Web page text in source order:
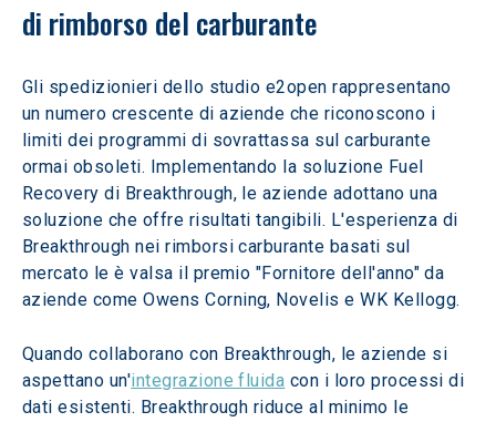
di rimborso del carburante
Gli spedizionieri dello studio e2open rappresentano
un numero crescente di aziende che riconoscono i
limiti dei programmi di sovrattassa sul carburante
ormai obsoleti. Implementando la soluzione Fuel
Recovery di Breakthrough, le aziende adottano una
soluzione che offre risultati tangibili. L'esperienza di
Breakthrough nei rimborsi carburante basati sul
mercato le è valsa il premio "Fornitore dell'anno" da
aziende come Owens Corning, Novelis e WK Kellogg.
Quando collaborano con Breakthrough, le aziende si
aspettano un'integrazione fluida con i loro processi di
dati esistenti. Breakthrough riduce al minimo le